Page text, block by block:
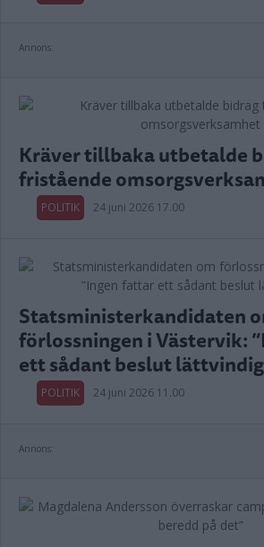
Annons:
Kräver tillbaka utbetalde
fristående
POLITIK 24 juni 2026 17.00
Statsministerkandidaten
förlossningen i Västervik:
ett sådant beslut
POLITIK 24 juni 2026 11.00
Annons: